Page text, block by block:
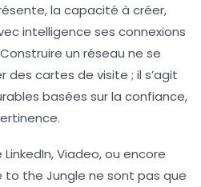
la capacité à créer,
intelligence ses connexions
un réseau ne se
des cartes de visite ; il s’agit
basées sur la confiance,
Viadeo, ou encore
the Jungle ne sont pas que